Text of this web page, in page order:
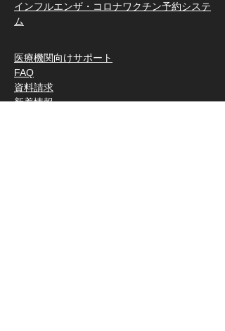
​インフルエンザ・コロナワクチン予約システ
ム
医療機関向けサポート
FAQ
資料請求
​新着情報